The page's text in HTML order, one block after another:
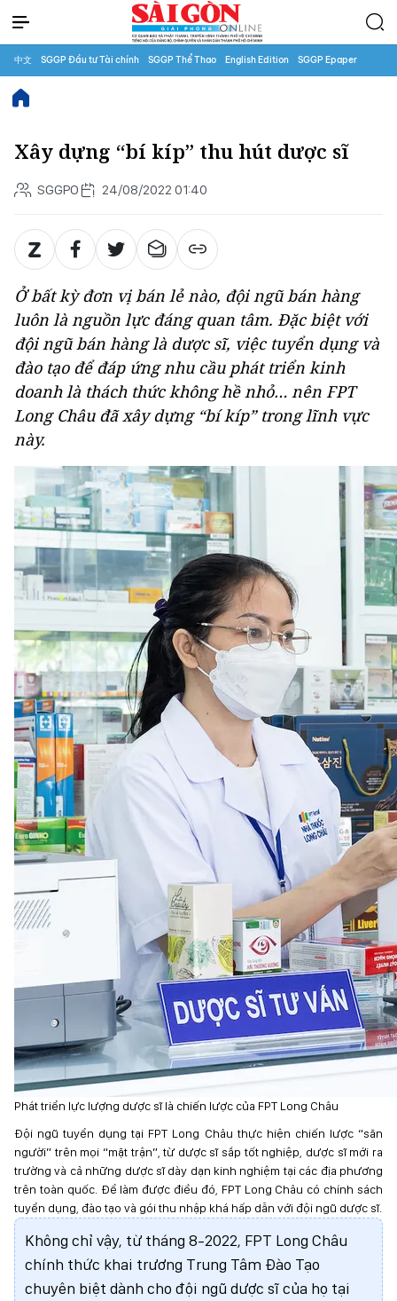
中文 SGGP Đầu tư Tài chính SGGP Thể Thao English Edition SGGP Epaper
Xây dựng “bí kíp” thu hút dược sĩ
SGGPO 24/08/2022 01:40
Ở bất kỳ đơn vị bán lẻ nào, đội ngũ bán hàng
luôn là nguồn lực đáng quan tâm. Đặc biệt với
đội ngũ bán hàng là dược sĩ, việc tuyển dụng và
đào tạo để đáp ứng nhu cầu phát triển kinh
doanh là thách thức không hề nhỏ… nên FPT
Long Châu đã xây dựng “bí kíp” trong lĩnh vực
này.
Phát triển lực lượng dược sĩ là chiến lược của FPT Long Châu
Đội ngũ tuyển dụng tại FPT Long Châu thực hiện chiến lược “săn
người” trên mọi “mặt trận”, từ dược sĩ sắp tốt nghiệp, dược sĩ mới ra
trường và cả những dược sĩ dày dạn kinh nghiệm tại các địa phương
trên toàn quốc. Để làm được điều đó, FPT Long Châu có chính sách
tuyển dụng, đào tạo và gói thu nhập khá hấp dẫn với đội ngũ dược sĩ.
Không chỉ vậy, từ tháng 8-2022, FPT Long Châu
chính thức khai trương Trung Tâm Đào Tạo
chuyên biệt dành cho đội ngũ dược sĩ của họ tại